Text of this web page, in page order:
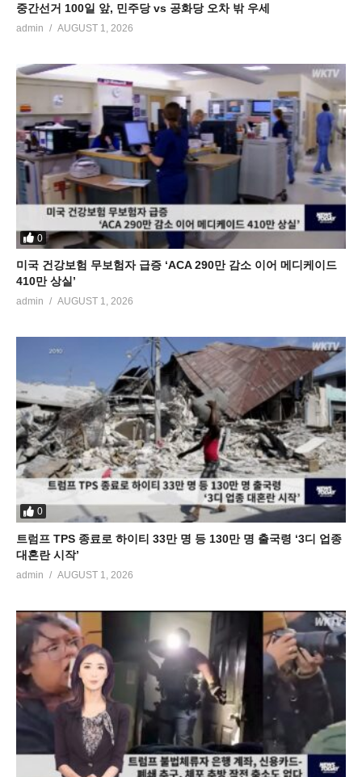
중간선거 100일 앞, 민주당 vs 공화당 오차 밖 우세
admin AUGUST 1, 2026
0
미국 건강보험 무보험자 급증 ‘ACA 290만 감소 이어 메디케이드
410만 상실’
admin AUGUST 1, 2026
0
트럼프 TPS 종료로 하이티 33만 명 등 130만 명 출국령 ‘3디 업종
대혼란 시작’
admin AUGUST 1, 2026